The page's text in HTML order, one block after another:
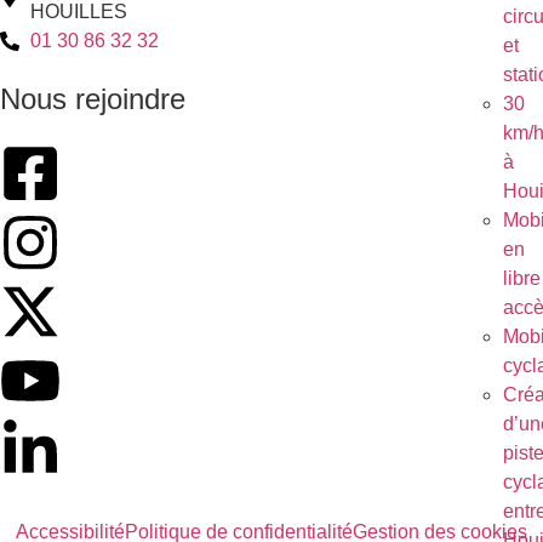
et
30
km/h
à
en
libre
piste
HOUILLES
01 30 86 32 32
Nous rejoindre
AccessibilitéPolitique de confidentialitéGestion des cookies